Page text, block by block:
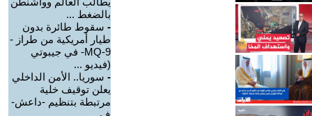
بالضغط ...
- سقوط طائرة بدون
طيار أمريكية من طراز -
MQ-9- في جيبوتي
(فيديو ...
- سوريا.. الأمن الداخلي
يعلن توقيف خلية
مرتبطة بتنظيم -داعش-